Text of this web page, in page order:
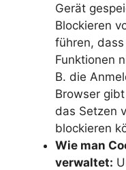
Gerät
Blockieren
führen,
Funktionen
B. die
Browser
das Setzen
blockieren
Wie man
verwaltet: